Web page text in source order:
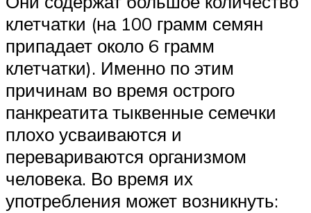
клетчатки (на 100 грамм семян
припадает около 6 грамм
клетчатки). Именно по этим
причинам во время острого
панкреатита тыквенные семечки
плохо усваиваются и
перевариваются организмом
человека. Во время их
употребления может возникнуть: